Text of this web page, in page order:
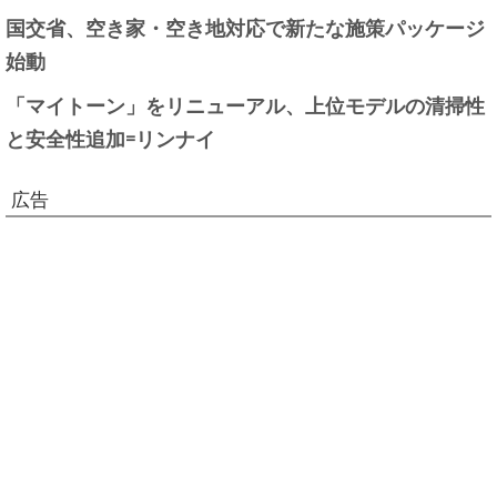
国交省、空き家・空き地対応で新たな施策パッケージ
始動
「マイトーン」をリニューアル、上位モデルの清掃性
と安全性追加=リンナイ
広告